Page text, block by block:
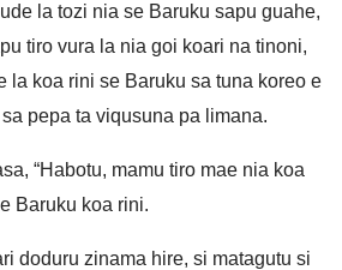
la tozi nia se Baruku sapu guahe,
tiro vura la nia goi koari na tinoni,
la koa rini se Baruku sa tuna koreo e
pepa ta viqusuna pa limana.
“Habotu, mamu tiro mae nia koa
Baruku koa rini.
doduru zinama hire, si matagutu si